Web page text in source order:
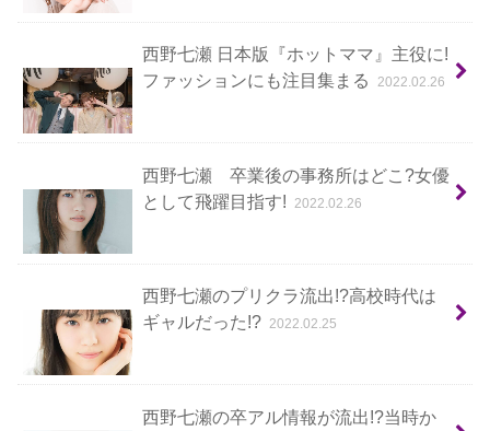
西野七瀬 日本版『ホットママ』主役に!
ファッションにも注目集まる
2022.02.26
西野七瀬 卒業後の事務所はどこ?女優
として飛躍目指す!
2022.02.26
西野七瀬のプリクラ流出!?高校時代は
ギャルだった!?
2022.02.25
西野七瀬の卒アル情報が流出!?当時か